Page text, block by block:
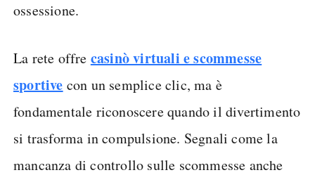
ossessione.
La rete offre casinò virtuali e scommesse
sportive con un semplice clic, ma è
fondamentale riconoscere quando il divertimento
si trasforma in compulsione. Segnali come la
mancanza di controllo sulle scommesse anche